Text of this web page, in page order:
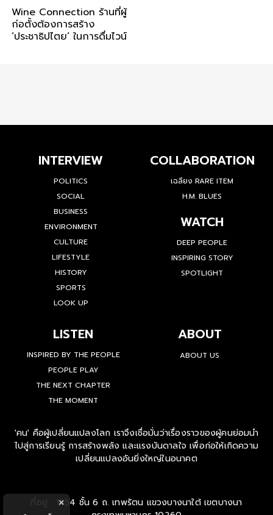
Wine Connection ร้านที่ผู้
ก่อตั้งต้องการสร้าง
‘ประชาธิปไตย’ ในการดื่มไวน์
INTERVIEW
POLITICS
SOCIAL
BUSINESS
ENVIRONMENT
CULTURE
LIFESTYLE
HISTORY
SPORTS
LOOK UP
COLLABORATION
เฉลียง RARE ITEM
H.M. BLUES
WATCH
DEEP PEOPLE
INSPIRING STORY
SPOTLIGHT
LISTEN
INSPIRED BY THE PEOPLE
PEOPLE PLAY
THE NEXT CHAPTER
THE MOMENT
ABOUT
ABOUT US
'คน' คือผู้เปลี่ยนแปลงโลก เราจึงเชื่อมั่นว่าเรื่องราวของผู้คนย่อมนำ
ไปสู่การเรียนรู้ การสร้างพลัง และแรงบันดาลใจ เพื่อก่อให้เกิดความ
เปลี่ยนแปลงอันยิ่งใหญ่ในอนาคต
ที่อยู่ : 1854 ชั้น 6 ถ. เทพรัตน แขวงบางนาใต้ เขตบางนา
×